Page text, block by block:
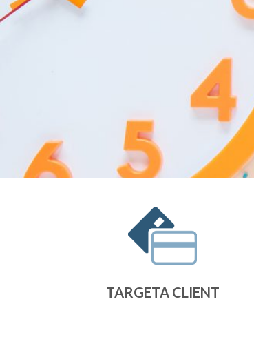
TARGETA CLIENT